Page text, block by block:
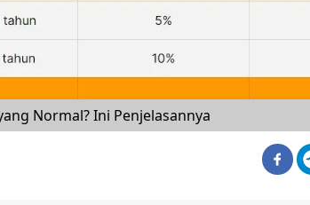
Normal? Ini Penjelasannya